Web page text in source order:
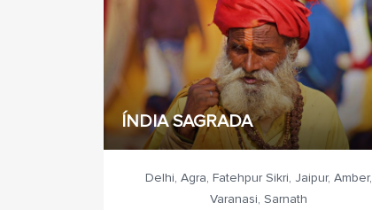
ÍNDIA SAGRADA
Delhi, Agra, Fatehpur Sikri, Jaipur, Amber,
Varanasi, Sarnath